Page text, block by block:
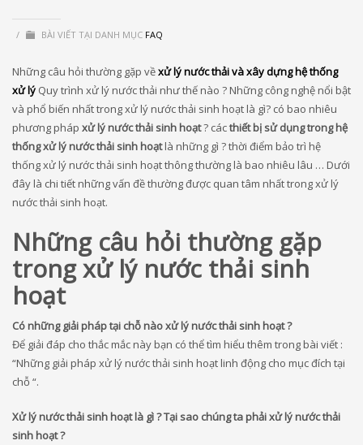
/ BÀI VIẾT TẠI DANH MỤC FAQ
Những câu hỏi thường gặp vềxử lý nước thải và xây dựng hệ thống
xử lý Quy trình xử lý nước thải như thế nào ? Những công nghệ nổi bật
và phổ biến nhất trong xử lý nước thải sinh hoạt là gì? có bao nhiêu
phương pháp xử lý nước thải sinh hoạt? cácthiết bị sử dụng trong hệ
thống xử lý nước thải sinh hoạtlà những gì ? thời điểm bảo trì hệ
thống xử lý nước thải sinh hoạt thông thường là bao nhiêu lâu … Dưới
đây là chi tiết những vấn đề thường được quan tâm nhất trong xử lý
nước thải sinh hoạt.
Những câu hỏi thường gặp
trong xử lý nước thải sinh
hoạt
Có những giải pháp tại chỗ nào xử lý nước thải sinh hoạt ?
Để giải đáp cho thắc mắc này bạn có thể tìm hiểu thêm trong bài viết :
“Những giải pháp xử lý nước thải sinh hoạt linh động cho mục đích tại
chỗ “.
Xử lý nước thải sinh hoạt là gì ? Tại sao chúng ta phải xử lý nước thải
sinh hoạt ?